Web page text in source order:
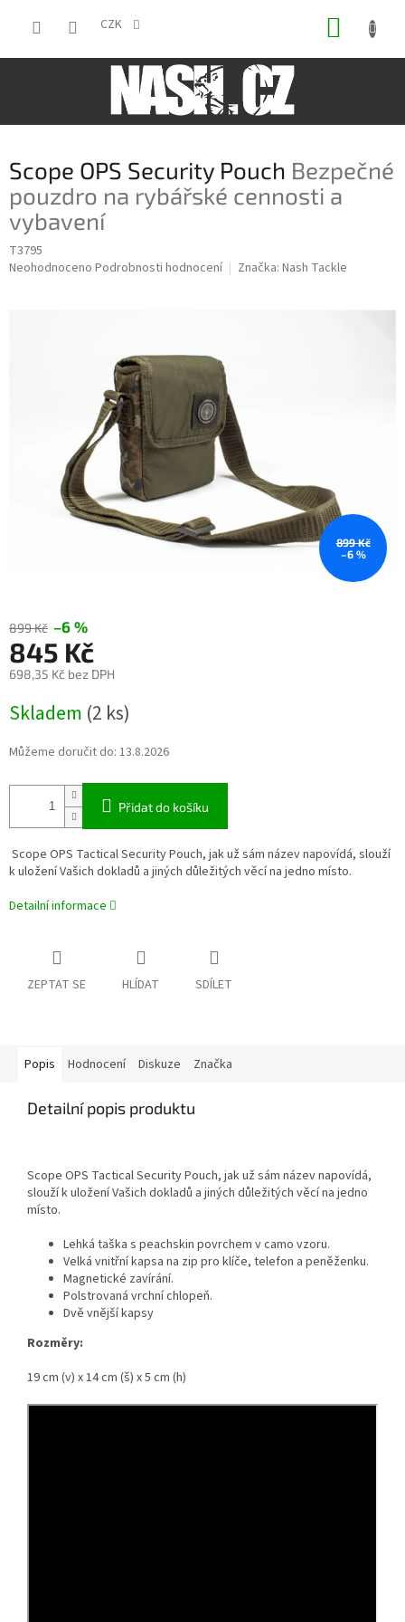
CZK
Scope OPS Security Pouch Bezpečné
pouzdro na rybářské cennosti a
vybavení
T3795
Průměrné
Neohodnoceno Podrobnosti hodnocení Značka: Nash Tackle
899 Kč
–6 %
899 Kč –6 %
845 Kč
698,35 Kč bez DPH
cena:
Skladem (2 ks)
Můžeme doručit do: 13.8.2026
Přidat do košíku
Scope OPS Tactical Security Pouch, jak už sám název napovídá, slouží
k uložení Vašich dokladů a jiných důležitých věcí na jedno místo.
Detailní informace
ZEPTAT SE HLÍDAT SDÍLET
Popis Hodnocení Diskuze Značka
Detailní popis produktu
Scope OPS Tactical Security Pouch, jak už sám název napovídá,
slouží k uložení Vašich dokladů a jiných důležitých věcí na jedno
místo.
Lehká taška s peachskin povrchem v camo vzoru.
Velká vnitřní kapsa na zip pro klíče, telefon a peněženku.
Magnetické zavírání.
Polstrovaná vrchní chlopeň.
Dvě vnější kapsy
Rozměry:
19 cm (v) x 14 cm (š) x 5 cm (h)